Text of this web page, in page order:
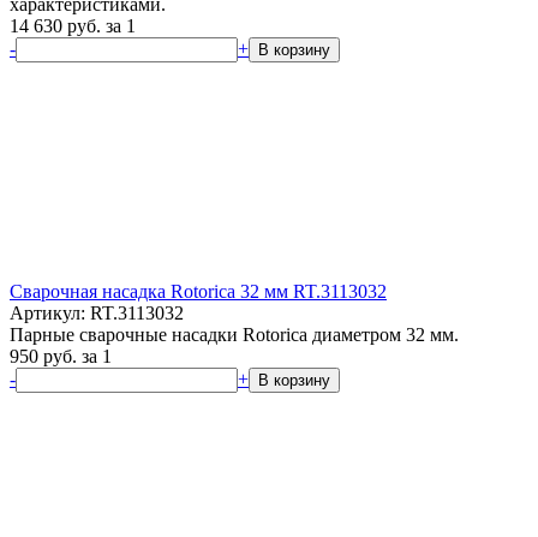
14 630 руб. за 1
-
+ В корзину
Сварочная насадка Rotorica 32 мм RT.3113032
Артикул: RT.3113032
Парные сварочные насадки Rotorica диаметром 32 мм.
950 руб. за 1
-
+ В корзину